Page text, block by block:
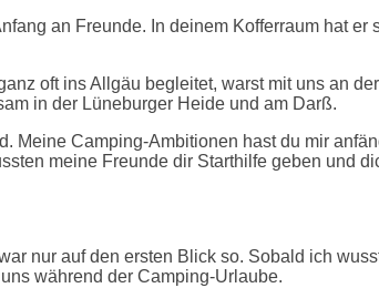
an Freunde. In deinem Kofferraum hat
oft ins Allgäu begleitet, warst mit uns an
in der Lüneburger Heide und am Darß.
Meine Camping-Ambitionen hast du mir
meine Freunde dir Starthilfe geben und
nur auf den ersten Blick so. Sobald ich
während der Camping-Urlaube.